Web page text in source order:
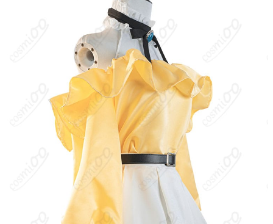
グや春らしい装飾、上品なシルエットがポイントとなる。